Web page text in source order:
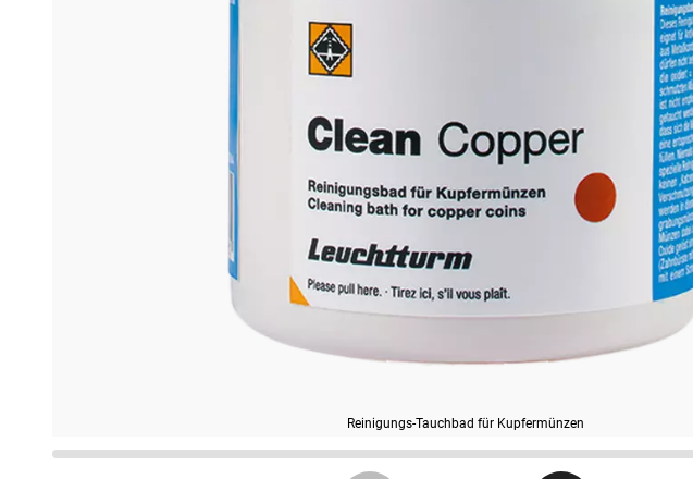
Reinigungs-Tauchbad für Kupfermünzen